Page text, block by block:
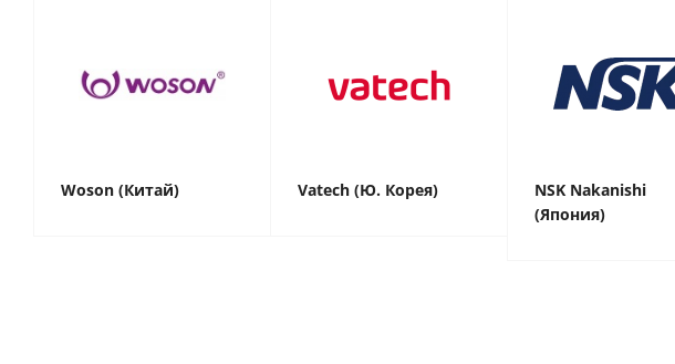
Woson (Китай) Vatech (Ю. Корея)
NSK Nakanishi
(Япония)